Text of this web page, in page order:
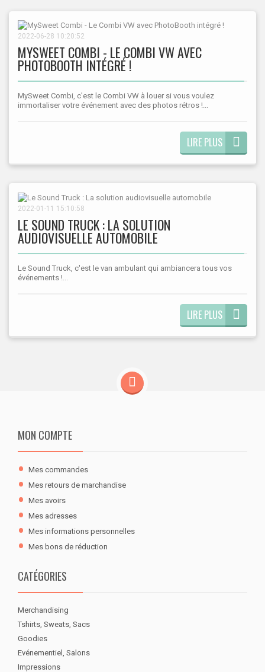
2022-06-28 10:20:52
MYSWEET COMBI - LE COMBI VW AVEC
PHOTOBOOTH INTÉGRÉ !
MySweet Combi, c'est le Combi VW à louer si vous voulez
immortaliser votre événement avec des photos rétros !...
LIRE PLUS
2022-01-11 15:10:58
LE SOUND TRUCK : LA SOLUTION
AUDIOVISUELLE AUTOMOBILE
Le Sound Truck, c'est le van ambulant qui ambiancera tous vos
événements !...
LIRE PLUS
MON COMPTE
Mes commandes
Mes retours de marchandise
Mes avoirs
Mes adresses
Mes informations personnelles
Mes bons de réduction
CATÉGORIES
Merchandising
Tshirts, Sweats, Sacs
Goodies
Evénementiel, Salons
Impressions